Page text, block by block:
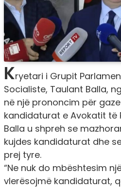
Kryetari i Grupit
Socialiste, Taulant Balla,
në një prononcim për
kandidaturat e Avokatit të
Balla u shpreh se
kujdes kandidaturat dhe
prej tyre.
“Ne nuk do mbështesim
vlerësojmë kandidaturat,